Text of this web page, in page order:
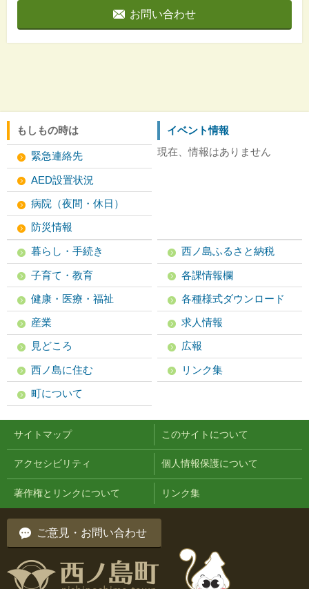
お問い合わせ
もしもの時は
緊急連絡先
AED設置状況
病院（夜間・休日）
防災情報
イベント情報
現在、情報はありません
暮らし・手続き
子育て・教育
健康・医療・福祉
産業
見どころ
西ノ島に住む
町について
西ノ島ふるさと納税
各課情報欄
各種様式ダウンロード
求人情報
広報
リンク集
サイトマップ このサイトについて
アクセシビリティ 個人情報保護について
著作権とリンクについて リンク集
ご意見・お問い合わせ